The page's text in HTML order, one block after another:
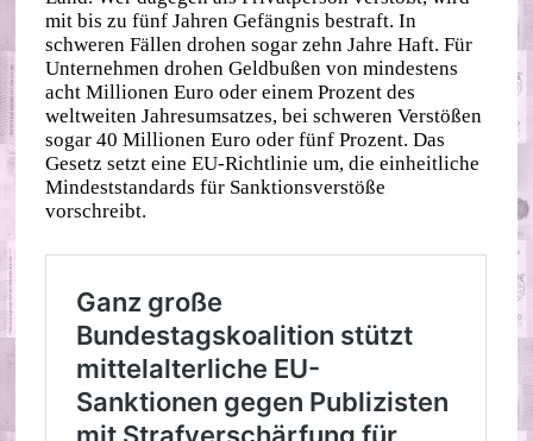
mit bis zu fünf Jahren Gefängnis bestraft. In
schweren Fällen drohen sogar zehn Jahre Haft. Für
Unternehmen drohen Geldbußen von mindestens
acht Millionen Euro oder einem Prozent des
weltweiten Jahresumsatzes, bei schweren Verstößen
sogar 40 Millionen Euro oder fünf Prozent. Das
Gesetz setzt eine EU-Richtlinie um, die einheitliche
Mindeststandards für Sanktionsverstöße
vorschreibt.